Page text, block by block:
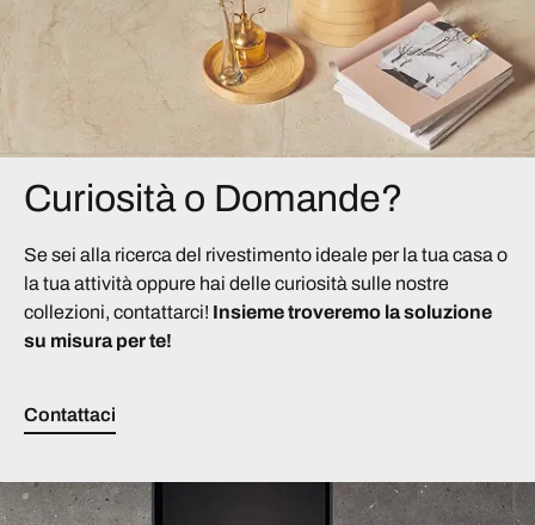
Curiosità o Domande?
Se sei alla ricerca del rivestimento ideale per la tua casa o
la tua attività oppure hai delle curiosità sulle nostre
collezioni, contattarci! Insieme troveremo la soluzione
su misura per te!
Contattaci